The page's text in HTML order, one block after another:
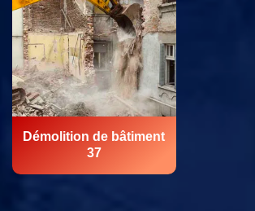
Démolition de bâtiment
37